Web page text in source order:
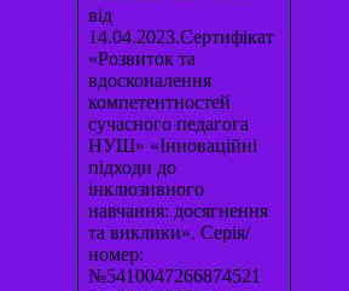
від
14.04.2023.Сертифікат
«Розвиток та
вдосконалення
компетентностей
сучасного педагога
НУШ» «Інноваційні
підходи до
інклюзивного
навчання: досягнення
та виклики». Серія/
номер:
№5410047266874521